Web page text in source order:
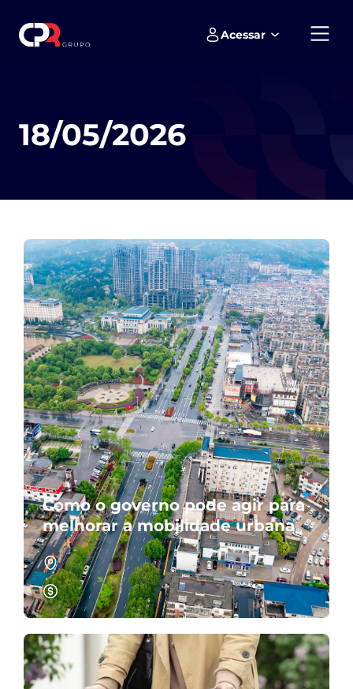
Acessar
18/05/2026
Como o governo pode agir para
melhorar a mobilidade urbana